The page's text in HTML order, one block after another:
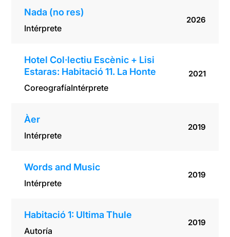
Nada (no res)
Intérprete
2026
Hotel Col·lectiu Escènic + Lisi
Estaras: Habitació 11. La Honte
CoreografíaIntérprete
2021
Àer
Intérprete
2019
Words and Music
Intérprete
2019
Habitació 1: Ultima Thule
Autoría
2019